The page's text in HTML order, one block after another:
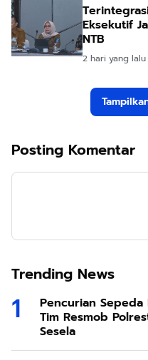
Eksekutif
NTB
2 hari yang lalu
Posting Komentar
Trending News
Pencurian
Tim Resmob
Sesela